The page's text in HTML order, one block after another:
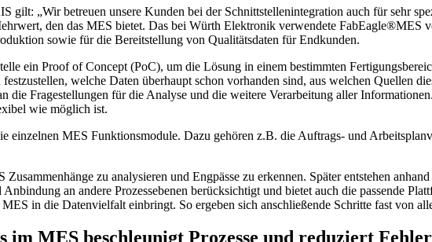
gilt: „Wir betreuen unsere Kunden bei der Schnittstellenintegration auch für sehr
den das MES bietet. Das bei Würth Elektronik verwendete FabEagle®MES
sowie für die Bereitstellung von Qualitätsdaten für Endkunden.
ein Proof of Concept (PoC), um die Lösung in einem bestimmten
welche Daten überhaupt schon vorhanden sind, aus welchen Quellen
die Fragestellungen für die Analyse und die weitere Verarbeitung aller
wie möglich ist.
MES Funktionsmodule. Dazu gehören z.B. die Auftrags- und
zu analysieren und Engpässe zu erkennen. Später entstehen
an andere Prozessebenen berücksichtigt und bietet auch die passende
in die Datenvielfalt einbringt. So ergeben sich anschließende Schritte fast von
im MES beschleunigt Prozesse und reduziert Fehler